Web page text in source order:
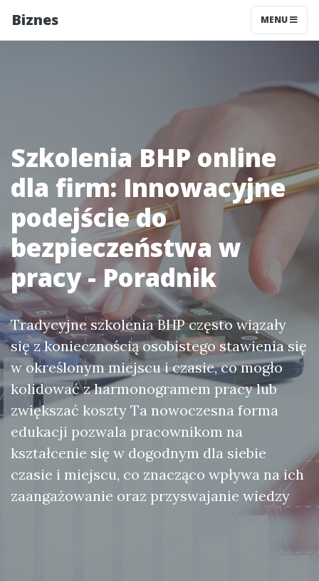
Biznes MENU
Szkolenia BHP online
dla firm: Innowacyjne
podejście do
bezpieczeństwa w
pracy - Poradnik
Tradycyjne szkolenia BHP często wiązały
się z koniecznością osobistego stawienia się
w określonym miejscu i czasie, co mogło
kolidować z harmonogramem pracy lub
zwiększać koszty Ta nowoczesna forma
edukacji pozwala pracownikom na
kształcenie się w dogodnym dla siebie
czasie i miejscu, co znacząco wpływa na ich
zaangażowanie oraz przyswajanie wiedzy